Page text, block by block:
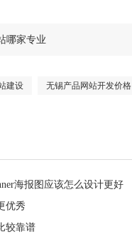
哪家专业
建设 无锡产品网站开发价格
海报图应该怎么设计更好
优秀
较靠谱